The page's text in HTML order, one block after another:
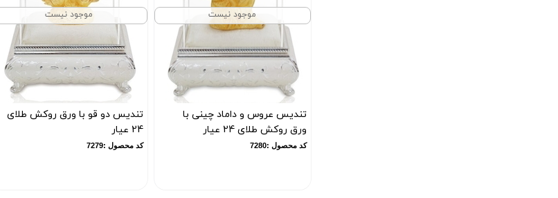
موجود نیست
تندیس عروس و داماد چینی با
ورق روکش طلای 24 عیار
کد محصول :7280
موجود نیست
تندیس دو قو با ورق روکش طلای
24 عیار
کد محصول :7279